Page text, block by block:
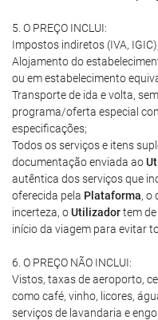
5. O PREÇO INCLUI:
Impostos indiretos (IVA,
Alojamento do
ou em estabelecimento
Transporte de ida e volta,
programa/oferta especial
especificações;
Todos os serviços e itens
documentação enviada ao
autêntica dos serviços que
oferecida pela Plataforma, o
incerteza, oUtilizadortem
início da viagem para evitar
6. O PREÇO NÃO INCLUI:
Vistos, taxas de aeroporto,
como café, vinho, licores,
serviços de lavandaria e